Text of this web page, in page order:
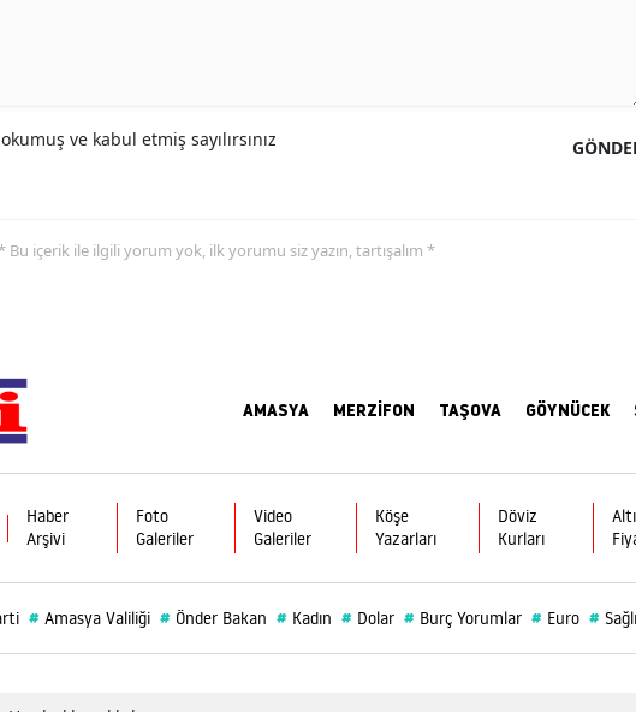
okumuş ve kabul etmiş sayılırsınız
Bu içerik ile ilgili yorum yok, ilk yorumu siz yazın, tartışalım *
AMASYA MERZİFON TAŞOVA GÖYNÜCEK
Haber
Arşivi
Foto
Galeriler
Video
Galeriler
Köşe
Yazarları
Döviz
Kurları
# Amasya Valiliği # Önder Bakan # Kadın # Dolar # Burç Yorumlar # Euro #